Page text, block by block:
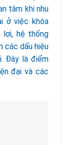
tâm khi nhu
ở việc khóa
lợi, hệ thống
các dấu hiệu
Đây là điểm
đại và các